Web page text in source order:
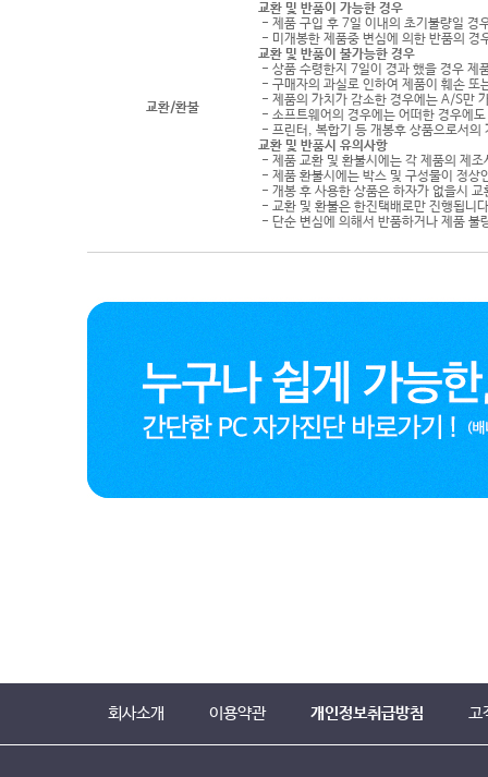
교환/환불
교환 및 반품이 가능한 경우
- 제품 구입 후 7일 이내의 초기불량일 경
- 미개봉한 제품중 변심에 의한 반품의 경
교환 및 반품이 불가능한 경우
- 상품 수령한지 7일이 경과 했을 경우 제
- 구매자의 과실로 인하여 제품이 훼손 또
- 제품의 가치가 감소한 경우에는 A/S만
- 소프트웨어의 경우에는 어떠한 경우에
- 프린터, 복합기 등 개봉후 상품으로서의
교환 및 반품시 유의사항
- 제품 교환 및 환불시에는 각 제품의 제
- 제품 환불시에는 박스 및 구성물이 정상
- 개봉 후 사용한 상품은 하자가 없을시
- 교환 및 환불은 한진택배로만 진행됩니
- 단순 변심에 의해서 반품하거나 제품
회사소개 이용약관 개인정보취급방침 고